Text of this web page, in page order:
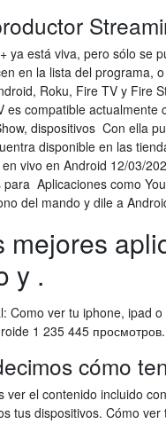
ya está viva, pero sólo se
en la lista del programa,
Roku, Fire TV y Fire
es compatible actualmente
dispositivos Con ella
disponible en las
vivo en Android 12/03/
para Aplicaciones como
del mando y dile a
mejores
y .
Como ver tu iphone, ipad
1 235 445 просмотров.
cómo
ver el contenido incluido
tus dispositivos. Cómo